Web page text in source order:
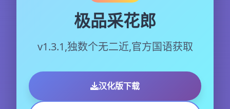
极品采花郎
v1.3.1,独数个无二近,官方国语获取
汉化版下载